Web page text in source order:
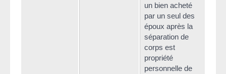
un bien acheté
par un seul des
époux après la
séparation de
corps est
propriété
personnelle de